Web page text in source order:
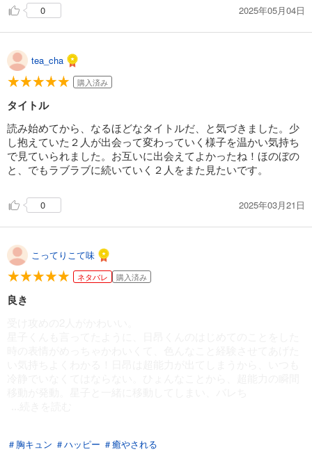
0
2025年05月04日
tea_cha
購入済み
タイトル
読み始めてから、なるほどなタイトルだ、と気づきました。少
し抱えていた２人が出会って変わっていく様子を温かい気持ち
で見ていられました。お互いに出会えてよかったね！ほのぼの
と、でもラブラブに続いていく２人をまた見たいです。
0 2025年03月21日
こってりこて味
ネタバレ 購入済み
良き
けど、初々しいのが最高です。
＃胸キュン ＃ハッピー ＃癒やされる